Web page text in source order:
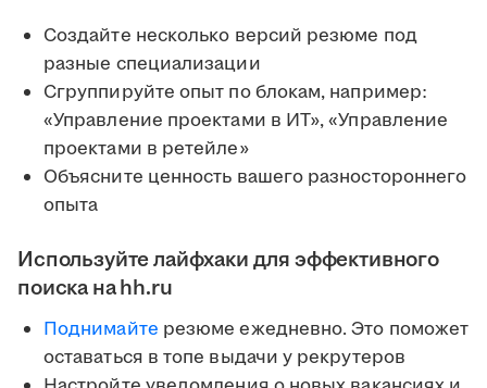
Создайте несколько версий резюме под
разные специализации
Сгруппируйте опыт по блокам, например:
«Управление проектами в ИТ», «Управление
проектами в ретейле»
Объясните ценность вашего разностороннего
опыта
Используйте лайфхаки для эффективного
поиска на hh.ru
Поднимайте резюме ежедневно. Это поможет
оставаться в топе выдачи у рекрутеров